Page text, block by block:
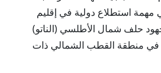
مهمة استطلاع دولية في إقليم
حلف شمال الأطلسي (الناتو)
في منطقة القطب الشمالي ذات